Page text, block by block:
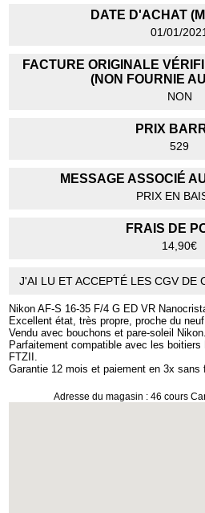
DATE D'ACHAT
01/01/2021
FACTURE ORIGINALE
(NON FOURNIE
NON
PRIX
529
MESSAGE ASSOCIÉ
PRIX EN
FRAIS DE
14,90€
J'AI LU ET ACCEPTÉ LES CGV DE
Nikon AF-S 16-35 F/4 G ED VR
Excellent état, très propre, proche du
Vendu avec bouchons et pare-soleil Nikon.
Parfaitement compatible avec les
FTZII.
Garantie 12 mois et paiement en 3x sans
Adresse du magasin : 46 cours